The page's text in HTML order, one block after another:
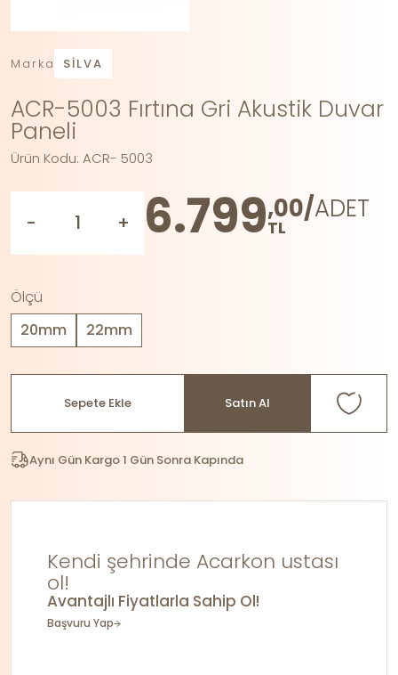
Marka SİLVA
ACR-5003 Fırtına Gri Akustik Duvar
Paneli
Ürün Kodu: ACR- 5003
- + 6.799,00/ADET
TL
Ölçü
20mm
22mm
Sepete Ekle Satın Al
Aynı Gün Kargo 1 Gün Sonra Kapında
Kendi şehrinde Acarkon ustası
ol!
Avantajlı Fiyatlarla Sahip Ol!
Başvuru Yap